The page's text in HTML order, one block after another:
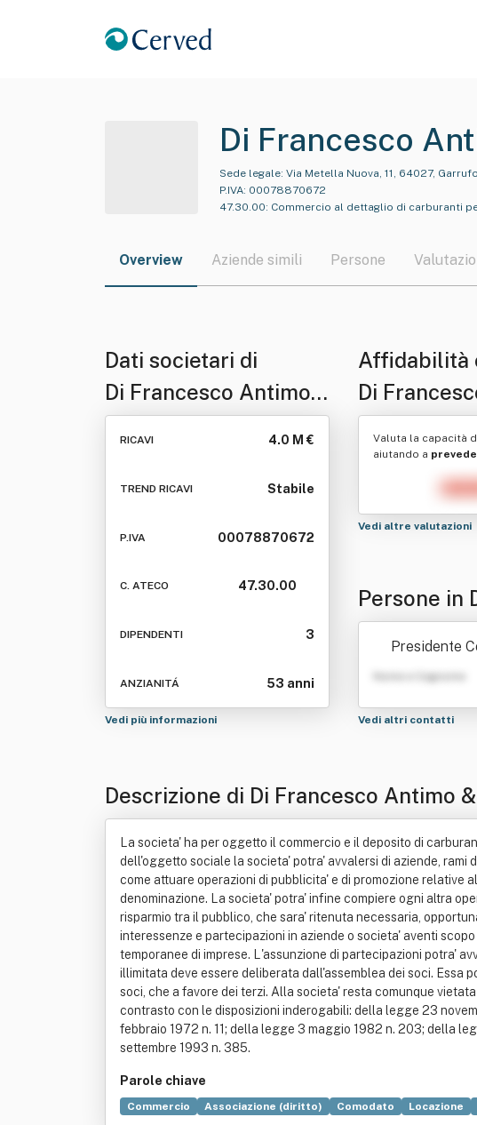
Di Francesco
Francesco
Sede legale: Via Metella Nuova, 11, 64027,
P.IVA: 00078870672
47.30.00: Commercio al dettaglio di carburanti
Overview Aziende simili Persone
Dati societari di
Di Francesco Antimo
& Luciano Srl
Francesco Antimo &
RICAVI 4.0 M €
TREND RICAVI Stabile
P.IVA 00078870672
C. ATECO 47.30.00
DIPENDENTI 3
ANZIANITÁ 53 anni
Vedi più informazioni
Affidabilità
Di
Antimo &
Valuta la capacità
aiutando a
Vedi altre valutazioni
Persone in
ano Srl
co Antimo
Presidente
Nome e Cognome
Vedi altri contatti
Descrizione di Di Francesco Antimo
no Srl"
La societa' ha per oggetto il commercio e il deposito di
dell'oggetto sociale la societa' potra' avvalersi di aziende, rami
come attuare operazioni di pubblicita' e di promozione relative
denominazione. La societa' potra' infine compiere ogni altra
risparmio tra il pubblico, che sara' ritenuta necessaria,
interessenze e partecipazioni in aziende o societa' aventi
temporanee di imprese. L'assunzione di partecipazioni potra'
illimitata deve essere deliberata dall'assemblea dei soci. Essa
soci, che a favore dei terzi. Alla societa' resta comunque
contrasto con le disposizioni inderogabili: della legge 23
febbraio 1972 n. 11; della legge 3 maggio 1982 n. 203; della
settembre 1993 n. 385.
Parole chiave
Commercio Associazione (diritto) Comodato Locazione